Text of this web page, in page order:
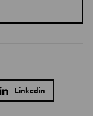
Linkedin